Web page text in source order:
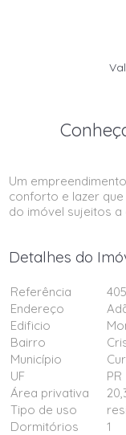
Um
conforto e lazer
do imóvel sujeitos
Detalhes do
Referência
Endereço
Edificio
Bairro
Município
UF
PR
Área privativa
Tipo de uso
Dormitórios
1